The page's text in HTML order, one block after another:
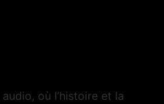
où l’histoire et la